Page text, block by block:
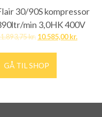
30/90S kompressor
min 3,0HK 400V
kr. 10.585,00kr.
GÅ TIL SHOP